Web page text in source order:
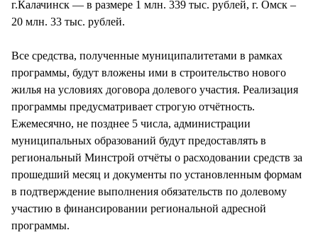
г.Калачинск — в размере 1 млн. 339 тыс. рублей, г. Омск –
20 млн. 33 тыс. рублей.
Все средства, полученные муниципалитетами в рамках
программы, будут вложены ими в строительство нового
жилья на условиях договора долевого участия. Реализация
программы предусматривает строгую отчётность.
Ежемесячно, не позднее 5 числа, администрации
муниципальных образований будут предоставлять в
региональный Минстрой отчёты о расходовании средств за
прошедший месяц и документы по установленным формам
в подтверждение выполнения обязательств по долевому
участию в финансировании региональной адресной
программы.